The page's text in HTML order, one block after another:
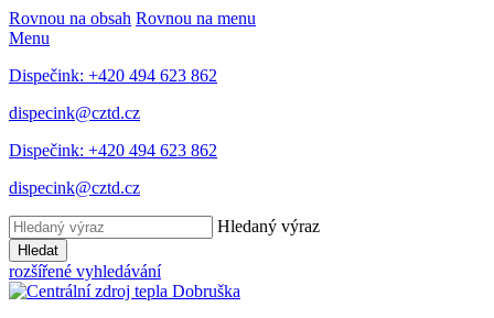
Rovnou na obsah Rovnou na menu
Menu
Dispečink: +420 494 623 862
dispecink@cztd.cz
Dispečink: +420 494 623 862
dispecink@cztd.cz
Hledaný výraz
Hledat
rozšířené vyhledávání